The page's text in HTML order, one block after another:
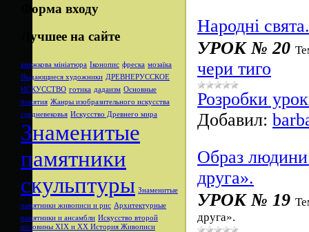
Форма входу
Лучшее на сайте
книжкова мініатюра Іконопис фреска мозаїка
Выдающиеся художники ДРЕВНЕРУССКОЕ
ИСКУССТВО готика дадаизм Основные
понятия Жанры изобразительного искусства
средневековья Искусство Древнего мира
Знаменитые
памятники
скульптуры Знаменитые
памятники живописи и рис Архитектурные
памятники и ансамбли Искусство второй
половины XIX и XX История Живописи
Народні
УРОК № 20
чери тиго
Розробки
Добавил:
Образ людини
друга».
УРОК № 19
друга».